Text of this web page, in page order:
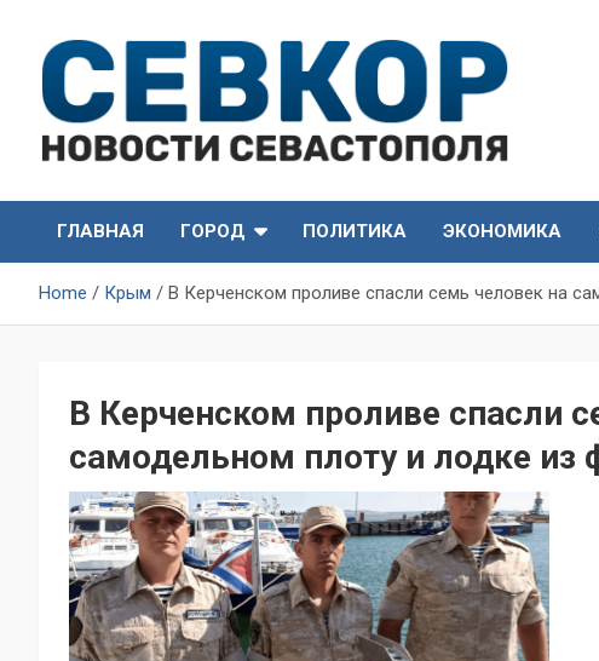
content
СевКор — Новости
Севастополя
Севастополя
ГЛАВНАЯ
ГОРОД ПОЛИТИКА ЭКОНОМИКА
Home Крым В Керченском проливе спасли семь человек на
В Керченском проливе спасли
самодельном плоту и лодке из